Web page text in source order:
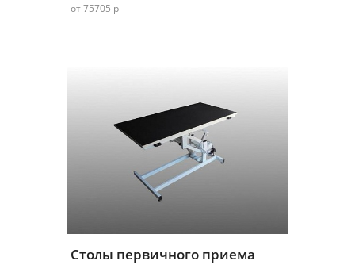
от 75705 р
Столы первичного приема